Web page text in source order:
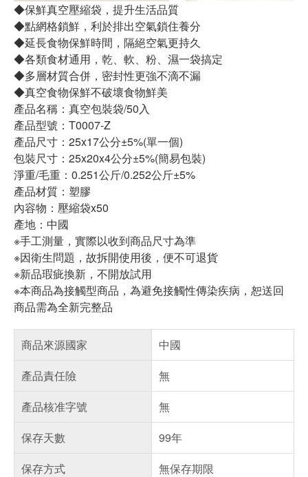
◆保鮮真空壓縮袋，提升生活品質
◆點網格鎖鮮，利於排出空氣鎖住養分
◆延長食物保鮮時間，隔絕空氣更持久
◆各類食材通用，乾、軟、粉、濕一袋搞定
◆多層材質合併，密封性更強不滴不漏
◆真空食物保鮮不破壞食物鮮美
產品名稱：真空包裝袋/50入
產品型號：T0007-Z
產品尺寸：25x17公分±5%(單一個)
包裝尺寸：25x20x4公分±5%(簡易包裝)
淨重/毛重：0.251公斤/0.252公斤±5%
產品材質：塑膠
內容物：壓縮袋x50
產地：中國
※手工測量，實際以收到商品尺寸為準
※因衛生問題，故拆開使用後，便不可退貨
※新品瑕疵換新，不開放試用
※本商品為接觸型商品，為避免接觸性傳染疾病，恕送回
商品需為全新完整品
商品來源國家
中國
產品責任險
無
產品核准字號
無
保存天數
99年
保存方式
無保存期限